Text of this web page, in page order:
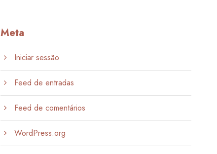
Meta
Iniciar sessão
Feed de entradas
Feed de comentários
WordPress.org